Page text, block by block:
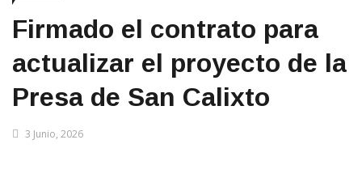
Firmado el contrato para
actualizar el proyecto de la
Presa de San Calixto
3 Junio, 2026